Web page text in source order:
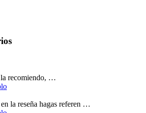
recomiendo, …
la reseña hagas referen …